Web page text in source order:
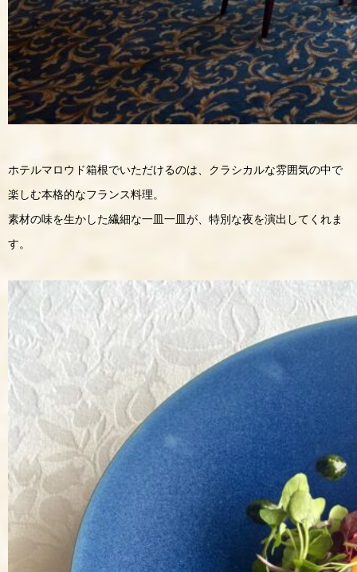
ホテルマロウド箱根でいただけるのは、クラシカルな雰囲気の中で
楽しむ本格的なフランス料理。
素材の味を生かした繊細な一皿一皿が、特別な夜を演出してくれま
す。